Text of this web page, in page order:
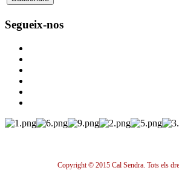
Segueix-nos
Copyright © 2015 Cal Sendra. Tots els